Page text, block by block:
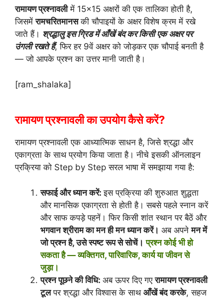
रामायण प्रश्नावलीमें 15×15 अक्षरों की एक तालिका होती है,
जिसमेंरामचरितमानसकी चौपाइयों के अक्षर विशेष क्रम में रखे
जाते हैं। श्रद्धालु इस ग्रिड में आँखें बंद कर किसी एक अक्षर पर
उंगली रखते हैं, फिर हर 9वें अक्षर को जोड़कर एक चौपाई बनती है
— जो आपके प्रश्न का उत्तर मानी जाती है।
[ram_shalaka]
रामायण प्रश्नावली का उपयोग कैसे करें?
रामायण प्रश्नावली एक आध्यात्मिक साधन है, जिसे श्रद्धा और
एकाग्रता के साथ प्रयोग किया जाता है। नीचे इसकी ऑनलाइन
प्रक्रिया को Step by Step सरल भाषा में समझाया गया है:
सफाई और ध्यान करें:इस प्रक्रिया की शुरुआत शुद्धता
और मानसिक एकाग्रता से होती है। सबसे पहले स्नान करें
और साफ कपड़े पहनें। फिर किसी शांत स्थान पर बैठें और
भगवान श्रीराम का मन ही मन ध्यान करें। अब अपनेमन में
जो प्रश्न है, उसे स्पष्ट रूप से सोचें। प्रश्न कोई भी हो
सकता है — व्यक्तिगत, पारिवारिक, कार्य या जीवन से
जुड़ा।
प्रश्न पूछने की विधि: अब ऊपर दिए गएरामायण प्रश्नावली
टूलपर श्रद्धा और विश्वास के साथ आँखें बंद करके, सहज